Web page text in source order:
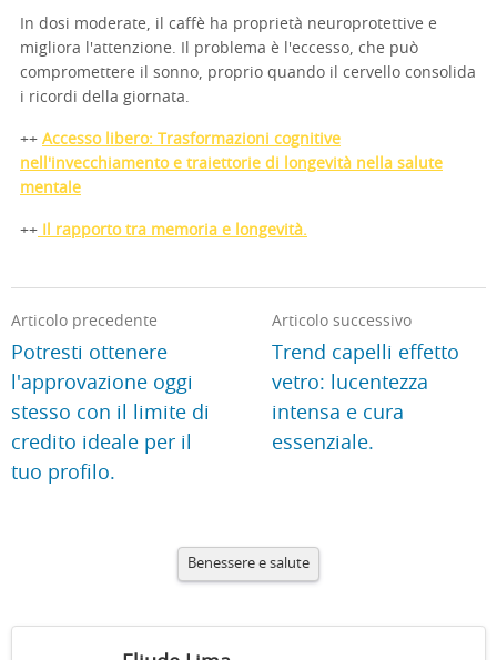
In dosi moderate, il caffè ha proprietà neuroprotettive e
migliora l'attenzione. Il problema è l'eccesso, che può
compromettere il sonno, proprio quando il cervello consolida
i ricordi della giornata.
++ Accesso libero: Trasformazioni cognitive
nell'invecchiamento e traiettorie di longevità nella salute
mentale
++ Il rapporto tra memoria e longevità.
Articolo precedente
Potresti ottenere
l'approvazione oggi
stesso con il limite di
credito ideale per il
tuo profilo.
Articolo successivo
Trend capelli effetto
vetro: lucentezza
intensa e cura
essenziale.
Benessere e salute